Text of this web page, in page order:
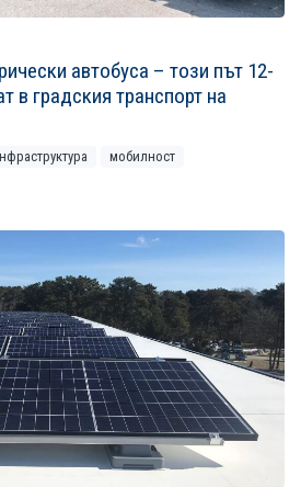
автобуса – този път 12-
в градския транспорт на
мобилност